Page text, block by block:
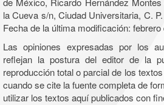
la Cueva s/n, Ciudad Universitaria, C.
Fecha de la última modificación: febrero
Las opiniones expresadas por los
reflejan la postura del editor de la
reproducción total o parcial de los
cuando se cite la fuente completa de
utilizar los textos aquí publicados con